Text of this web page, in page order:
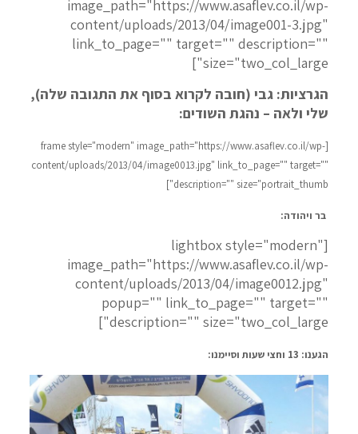
image_path="https://www.asaflev.co.il/wp-
content/uploads/2013/04/image001-3.jpg"
link_to_page="" target="" description=""
size="two_col_large"]
הגרציות: גבי (חובה לקרוא בסוף את התגובה שלה),
שלי ולאה – נהגת השודים:
[frame style="modern" image_path="https://www.asaflev.co.il/wp-
content/uploads/2013/04/image0013.jpg" link_to_page="" target=""
description="" size="portrait_thumb"]
בר ויהודה:
[lightbox style="modern"
image_path="https://www.asaflev.co.il/wp-
content/uploads/2013/04/image0012.jpg"
popup="" link_to_page="" target=""
description="" size="two_col_large"]
הגענו: 13 וחצי שעות וסיימנו: